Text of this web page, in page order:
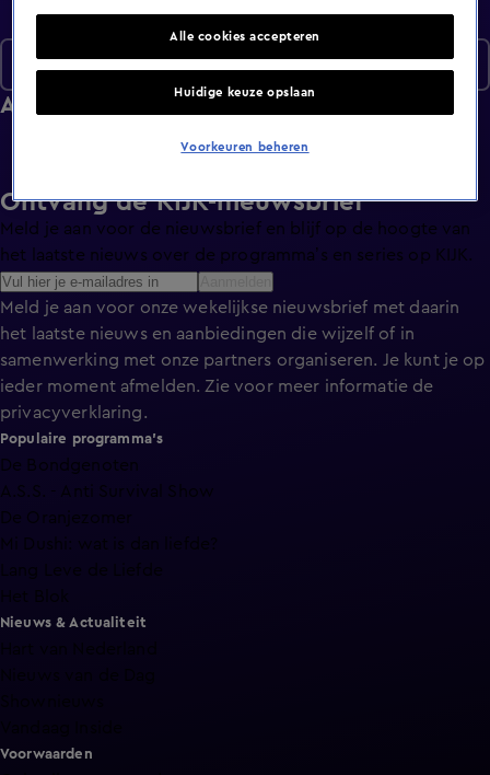
Afleveringen
Seizoen 3
Ontvang de KIJK-nieuwsbrief
Meld je aan voor de nieuwsbrief en blijf op de hoogte van
het laatste nieuws over de programma’s en series op KIJK.
Meld je aan voor onze wekelijkse nieuwsbrief met daarin
het laatste nieuws en aanbiedingen die wijzelf of in
samenwerking met onze partners organiseren. Je kunt je op
ieder moment afmelden. Zie voor meer informatie de
privacyverklaring.
Populaire programma's
De Bondgenoten
A.S.S. - Anti Survival Show
De Oranjezomer
Mi Dushi: wat is dan liefde?
Lang Leve de Liefde
Het Blok
Nieuws & Actualiteit
Voorwaarden
Alle cookies accepteren
Huidige keuze opslaan
Voorkeuren beheren